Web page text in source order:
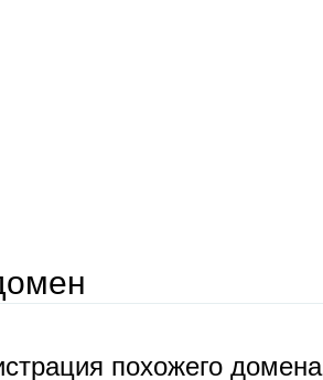
похожего домена